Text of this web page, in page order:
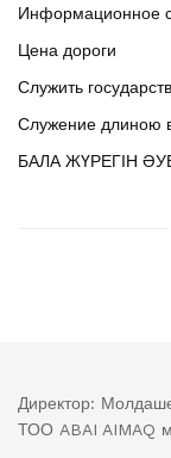
Информационное
Цена дороги
Служить
Служение длиною
БАЛА ЖҮРЕГІН
Директор:
ТОО ABAI AIMAQ